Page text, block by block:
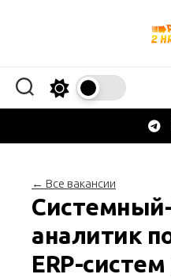
← Все вакансии
аналитик
ERP-систем